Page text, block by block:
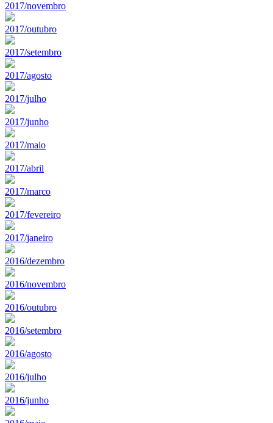
2017/novembro
2017/outubro
2017/setembro
2017/agosto
2017/julho
2017/junho
2017/maio
2017/abril
2017/marco
2017/fevereiro
2017/janeiro
2016/dezembro
2016/novembro
2016/outubro
2016/setembro
2016/agosto
2016/julho
2016/junho